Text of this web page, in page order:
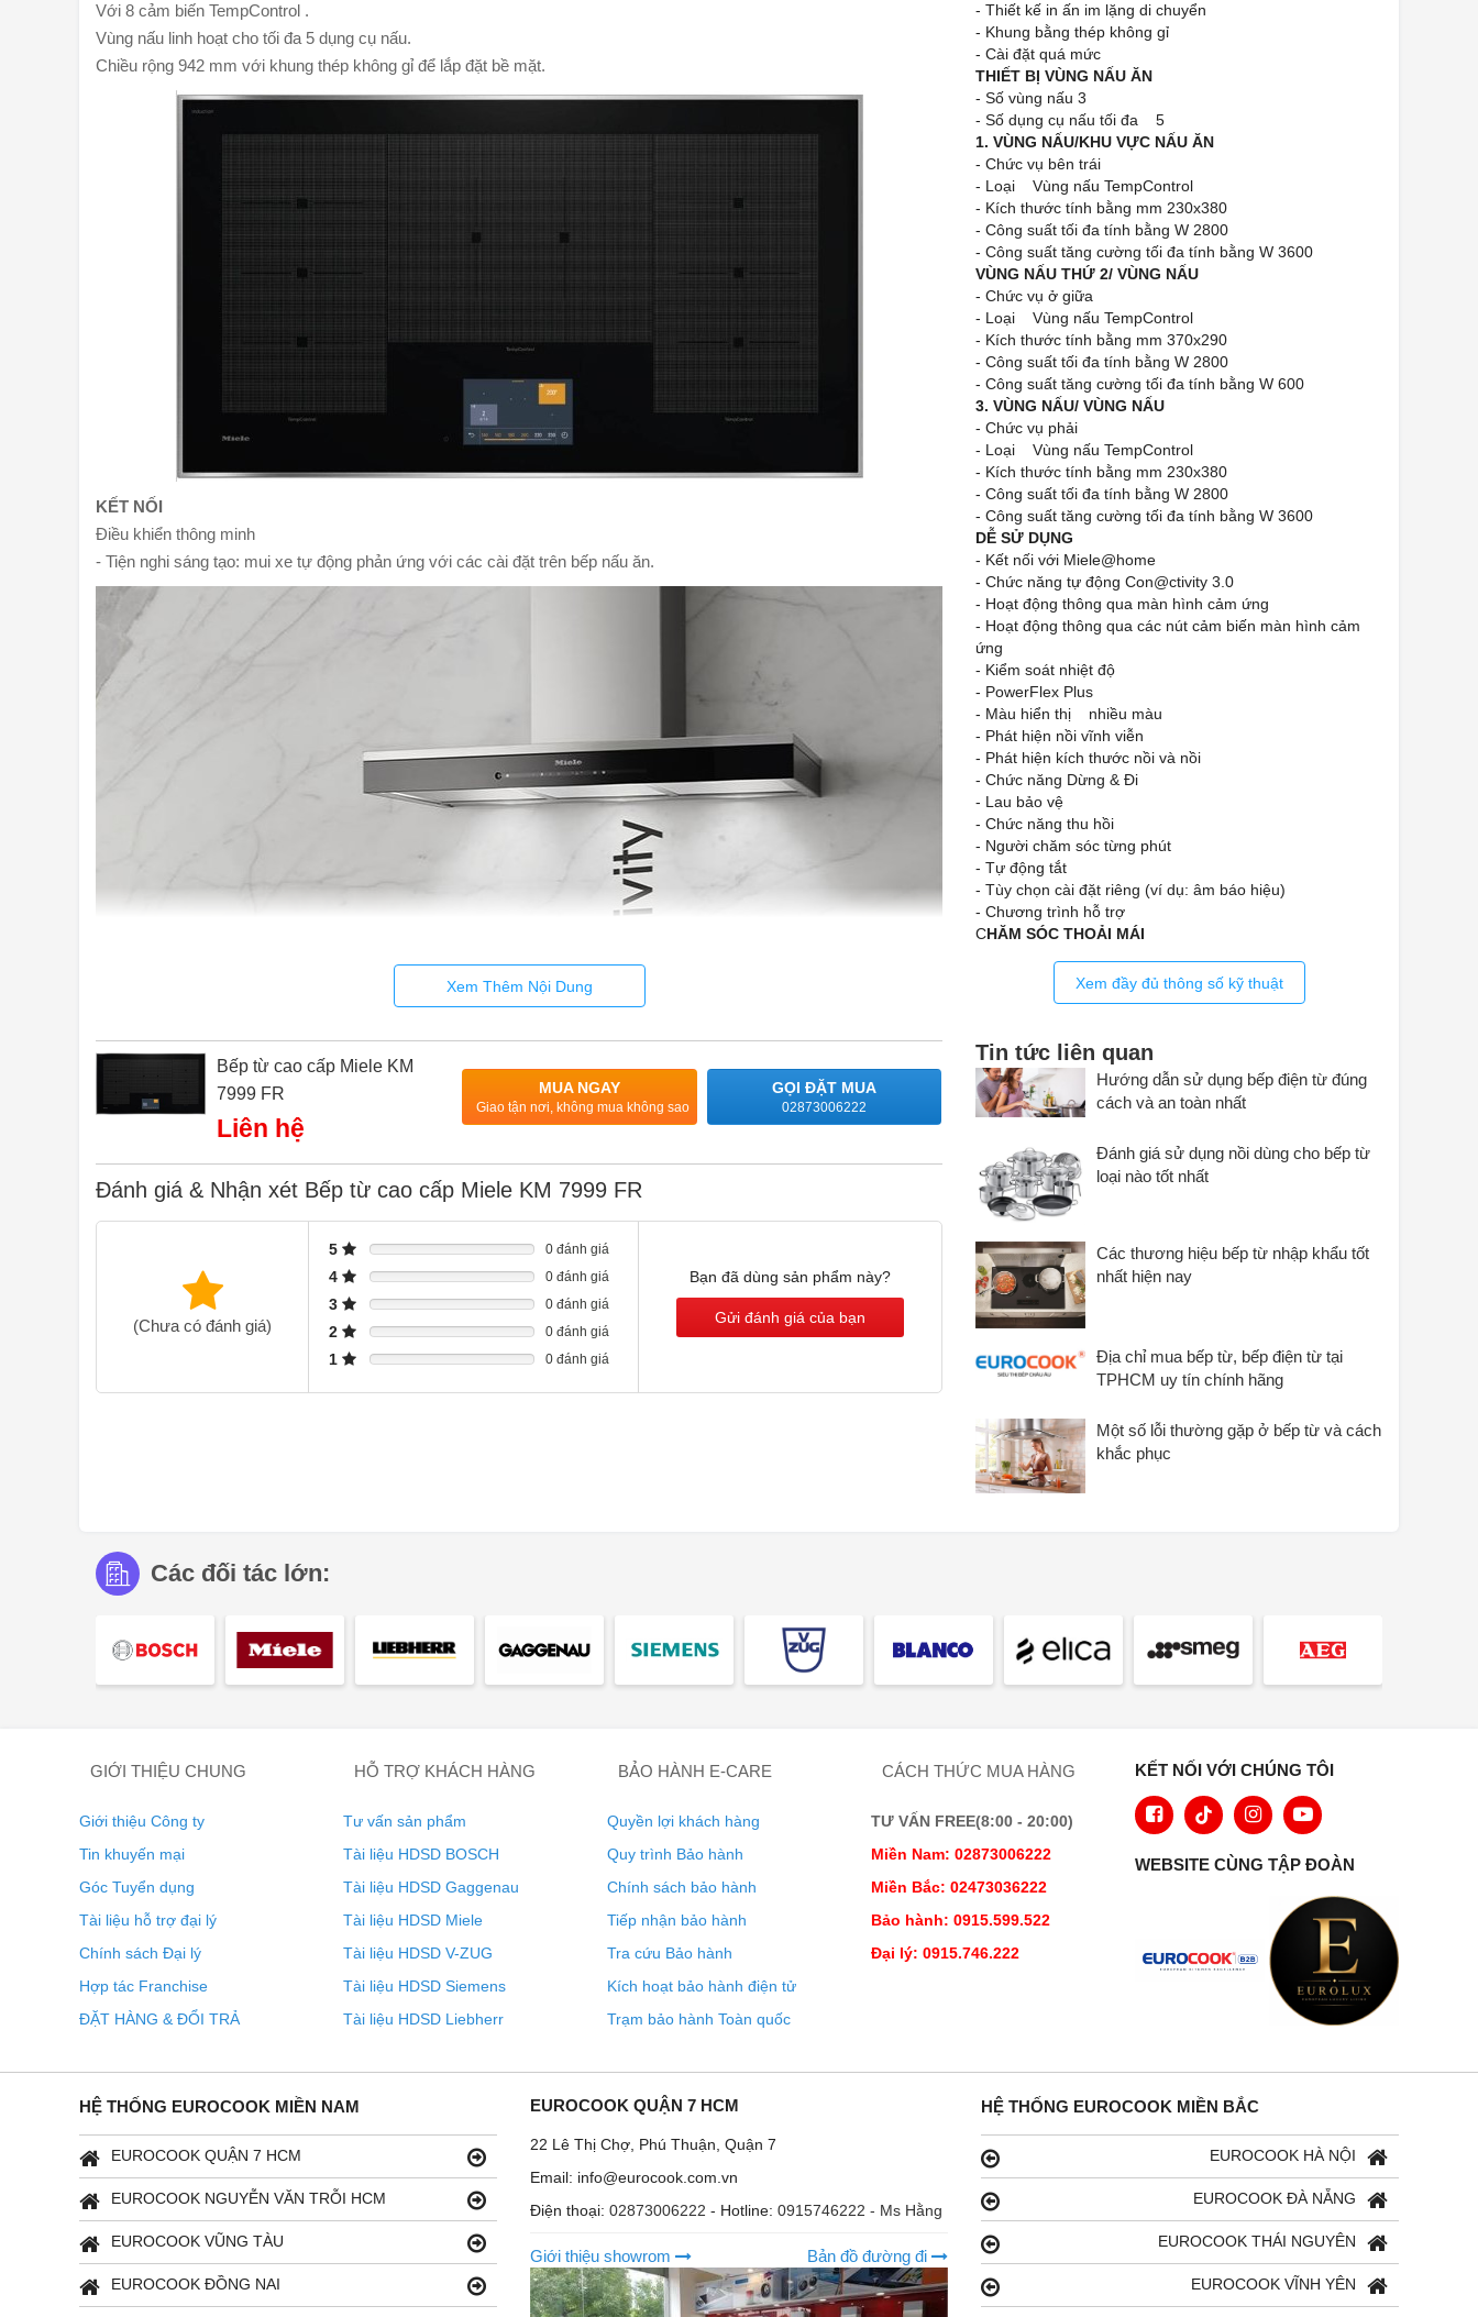
Với 8 cảm biến TempControl .
Vùng nấu linh hoạt cho tối đa 5 dụng cụ nấu.
Chiều rộng 942 mm với khung thép không gỉ để lắp đặt bề mặt.
KẾT NỐI
Điều khiển thông minh
- Tiện nghi sáng tạo: mui xe tự động phản ứng với các cài đặt trên bếp nấu ăn.
Nướng chưa bao giờ được dễ dàng hơn
- Kết quả chiên luôn hoàn hảo: nhiệt độ của chảo được giữ ổn định và không có gì bị cháy.
IM LẶNG DI CHUYỂN
- Xử lý nhẹ nhàng: Với SilentMove, bạn có thể di chuyển dụng cụ nấu nướng của mình một cách nhẹ nhàng và thuận
tiện.
Xem Thêm Nội Dung
Bếp từ cao cấp Miele KM
7999 FR
Liên hệ
MUA NGAY
Giao tận nơi, không mua không sao
GỌI ĐẶT MUA
02873006222
Đánh giá & Nhận xét Bếp từ cao cấp Miele KM 7999 FR
(Chưa có đánh giá)
5 0 đánh giá
4 0 đánh giá
3 0 đánh giá
2 0 đánh giá
1 0 đánh giá
Bạn đã dùng sản phẩm này?
Gửi đánh giá của bạn
- Thiết kế in ấn im lặng di chuyển
- Khung bằng thép không gỉ
- Cài đặt quá mức
THIẾT BỊ VÙNG NẤU ĂN
- Số vùng nấu 3
- Số dụng cụ nấu tối đa 5
1. VÙNG NẤU/KHU VỰC NẤU ĂN
- Chức vụ bên trái
- Loại Vùng nấu TempControl
- Kích thước tính bằng mm 230x380
- Công suất tối đa tính bằng W 2800
- Công suất tăng cường tối đa tính bằng W 3600
VÙNG NẤU THỨ 2/ VÙNG NẤU
- Chức vụ ở giữa
- Loại Vùng nấu TempControl
- Kích thước tính bằng mm 370x290
- Công suất tối đa tính bằng W 2800
- Công suất tăng cường tối đa tính bằng W 600
3. VÙNG NẤU/ VÙNG NẤU
- Chức vụ phải
- Loại Vùng nấu TempControl
- Kích thước tính bằng mm 230x380
- Công suất tối đa tính bằng W 2800
- Công suất tăng cường tối đa tính bằng W 3600
DỄ SỬ DỤNG
- Kết nối với Miele@home
- Chức năng tự động Con@ctivity 3.0
- Hoạt động thông qua màn hình cảm ứng
- Hoạt động thông qua các nút cảm biến màn hình cảm
ứng
- Kiểm soát nhiệt độ
- PowerFlex Plus
- Màu hiển thị nhiều màu
- Phát hiện nồi vĩnh viễn
- Phát hiện kích thước nồi và nồi
- Chức năng Dừng & Đi
- Lau bảo vệ
- Chức năng thu hồi
- Người chăm sóc từng phút
- Tự động tắt
- Tùy chọn cài đặt riêng (ví dụ: âm báo hiệu)
- Chương trình hỗ trợ
CHĂM SÓC THOẢI MÁI
- Tắt máy an toàn
- Bảo vệ quá nhiệt
- Chỉ báo nhiệt dư
THÔNG SỐ KỸ THUẬT
- Kích thước tính bằng mm (chiều rộng) 942
- Chiều cao lắp đặt với hộp thông gió tính bằng mm 61
- Kích thước tính bằng mm (độ sâu) 526
- Kích thước cắt ra tính bằng mm (chiều rộng) để lắp đặt
bề mặt 916
- Kích thước cắt ra tính bằng mm (độ sâu) để lắp đặt trên
bề mặt 500
- Trọng lượng tính bằng kg 22
- Tổng tải kết nối tính bằng kW 10h35
- Điện áp tính bằng V 230
- Tần số tính bằng Hz 50.00-60.00
- Chiều dài đường dây cấp điện tính bằng m 1.30
- Cáp kết nối
- Thanh WLAN XKS 3170 W
- EAN 4002516230373
Xem đầy đủ thông số kỹ thuật
Tin tức liên quan
Hướng dẫn sử dụng bếp điện từ đúng
cách và an toàn nhất
Đánh giá sử dụng nồi dùng cho bếp từ
loại nào tốt nhất
Các thương hiệu bếp từ nhập khẩu tốt
nhất hiện nay
Địa chỉ mua bếp từ, bếp điện từ tại
TPHCM uy tín chính hãng
Một số lỗi thường gặp ở bếp từ và cách
khắc phục
Các đối tác lớn:
GIỚI THIỆU CHUNG
Giới thiệu Công ty
Tin khuyến mại
Góc Tuyển dụng
Tài liệu hỗ trợ đại lý
Chính sách Đại lý
Hợp tác Franchise
ĐẶT HÀNG & ĐỔI TRẢ
HỖ TRỢ KHÁCH HÀNG
Tư vấn sản phẩm
Tài liệu HDSD BOSCH
Tài liệu HDSD Gaggenau
Tài liệu HDSD Miele
Tài liệu HDSD V-ZUG
Tài liệu HDSD Siemens
Tài liệu HDSD Liebherr
BẢO HÀNH E-CARE
Quyền lợi khách hàng
Quy trình Bảo hành
Chính sách bảo hành
Tiếp nhận bảo hành
Tra cứu Bảo hành
Kích hoạt bảo hành điện tử
Trạm bảo hành Toàn quốc
CÁCH THỨC MUA HÀNG
TƯ VẤN FREE(8:00 - 20:00)
Miền Nam: 02873006222
Miền Bắc: 02473036222
Bảo hành: 0915.599.522
Đại lý: 0915.746.222
KẾT NỐI VỚI CHÚNG TÔI
WEBSITE CÙNG TẬP ĐOÀN
HỆ THỐNG EUROCOOK MIỀN NAM
EUROCOOK QUẬN 7 HCM
EUROCOOK NGUYỄN VĂN TRỖI HCM
EUROCOOK VŨNG TÀU
EUROCOOK ĐỒNG NAI
EUROCOOK QUẬN 7 HCM
22 Lê Thị Chợ, Phú Thuận, Quận 7
Email: info@eurocook.com.vn
Điện thoại: 02873006222 - Hotline: 0915746222 - Ms Hằng
Giới thiệu showrom Bản đồ đường đi
HỆ THỐNG EUROCOOK MIỀN BẮC
EUROCOOK HÀ NỘI
EUROCOOK ĐÀ NẴNG
EUROCOOK THÁI NGUYÊN
EUROCOOK VĨNH YÊN